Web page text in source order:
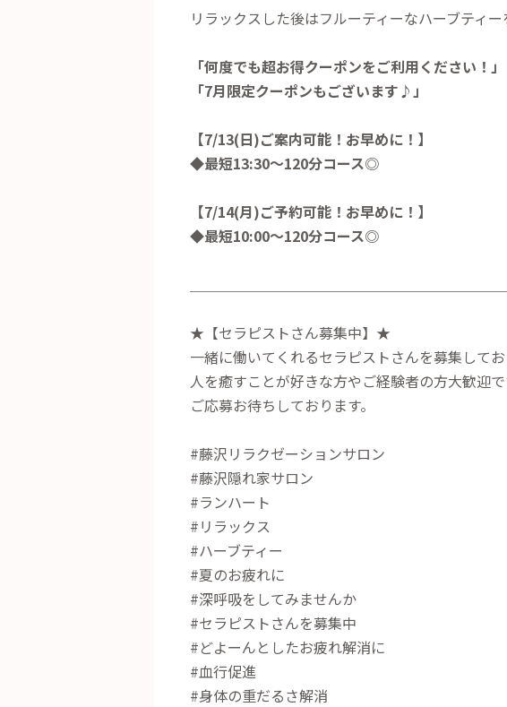
リラックスした後はフルーティーなハーブティ
「何度でも超お得クーポンをご利用ください！」
「7月限定クーポンもございます♪」
【7/13(日)ご案内可能！お早めに！ 】
◆最短13:30～120分コース◎
【7/14(月)ご予約可能！お早めに！】
◆最短10:00～120分コース◎
★【セラピストさん募集中】★
一緒に働いてくれるセラピストさんを募集してお
人を癒すことが好きな方やご経験者の方大歓迎で
ご応募お待ちしております。
#藤沢リラクゼーションサロン
#藤沢隠れ家サロン
#ランハート
#リラックス
#ハーブティー
#夏のお疲れに
#深呼吸をしてみませんか
#セラピストさんを募集中
#どよーんとしたお疲れ解消に
#血行促進
#身体の重だるさ解消